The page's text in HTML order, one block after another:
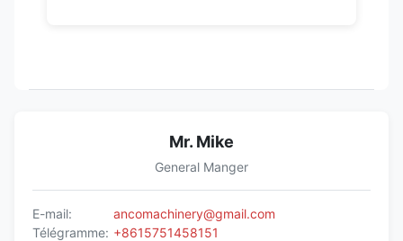
Mr. Mike
General Manger
E-mail:
ancomachinery@gmail.com
Télégramme: +8615751458151